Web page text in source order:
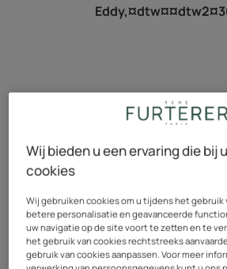
"Beste Eddy,
Dat is een goede vraag! Aangezien
heel erg boeit, geven we daar
antwoord op! Wat houdt het
Welnu, het is een ecosysteem,
Wij bieden u een ervaring die bij
cookies
Wij gebruiken cookies om u tijdens het gebruik
betere personalisatie en geavanceerde
uw navigatie op de site voort te zetten en te
het gebruik van cookies rechtstreeks
gebruik van cookies aanpassen. Voor meer